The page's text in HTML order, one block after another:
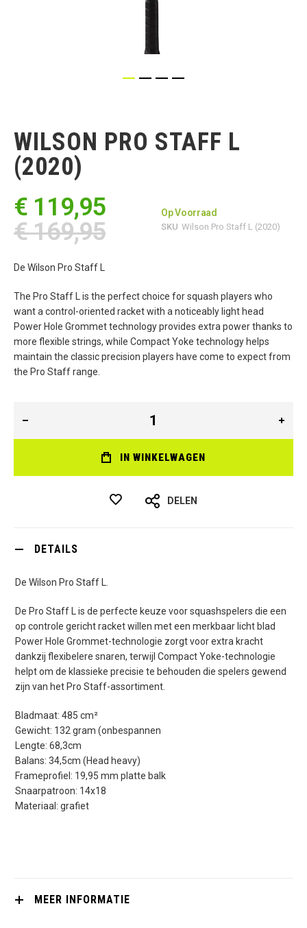
begin
van
de
afbeeldingen-
WILSON PRO STAFF L
(2020)
€ 119,95
€ 169,95
Op Voorraad
SKU Wilson Pro Staff L (2020)
De Wilson Pro Staff L
The Pro Staff L is the perfect choice for squash players who
want a control-oriented racket with a noticeably light head
Power Hole Grommet technology provides extra power thanks to
more flexible strings, while Compact Yoke technology helps
maintain the classic precision players have come to expect from
the Pro Staff range.
IN WINKELWAGEN
DELEN
DETAILS
De Wilson Pro Staff L.
De Pro Staff L is de perfecte keuze voor squashspelers die een
op controle gericht racket willen met een merkbaar licht blad
Power Hole Grommet-technologie zorgt voor extra kracht
dankzij flexibelere snaren, terwijl Compact Yoke-technologie
helpt om de klassieke precisie te behouden die spelers gewend
zijn van het Pro Staff-assortiment.
Bladmaat: 485 cm²
Gewicht: 132 gram (onbespannen
Lengte: 68,3cm
Balans: 34,5cm (Head heavy)
Frameprofiel: 19,95 mm platte balk
Snaarpatroon: 14x18
Materiaal: grafiet
MEER INFORMATIE